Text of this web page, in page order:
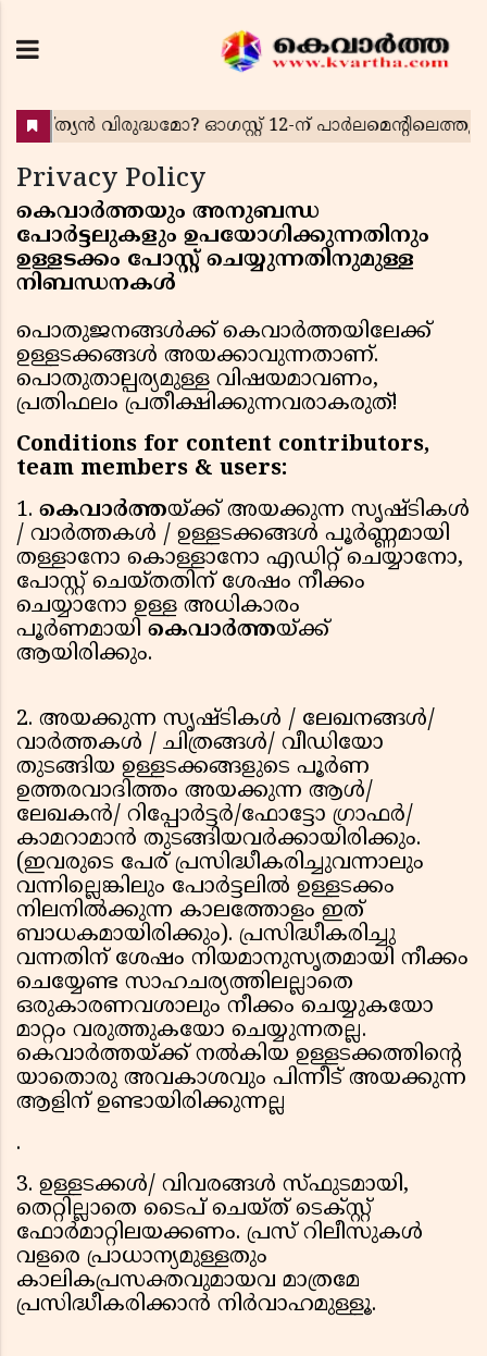
Privacy Policy
കെവാര്‍ത്തയും അനുബന്ധ
പോര്‍ട്ടലുകളും ഉപയോഗിക്കുന്നതിനും
ഉള്ളടക്കം പോസ്റ്റ് ചെയ്യുന്നതിനുമുള്ള
നിബന്ധനകള്‍
പൊതുജനങ്ങൾക്ക് കെവാർത്തയിലേക്ക്
ഉള്ളടക്കങ്ങൾ അയക്കാവുന്നതാണ്.
പൊതുതാല്പര്യമുള്ള വിഷയമാവണം,
പ്രതിഫലം പ്രതീക്ഷിക്കുന്നവരാകരുത്!
Conditions for content contributors,
team members & users:
1. കെവാര്‍ത്തയ്ക്ക് അയക്കുന്ന സൃഷ്ടികള്‍
/ വാര്‍ത്തകള്‍ / ഉള്ളടക്കങ്ങള്‍ പൂര്‍ണ്ണമായി
തള്ളാനോ കൊള്ളാനോ എഡിറ്റ് ചെയ്യാനോ,
പോസ്റ്റ് ചെയ്തതിന് ശേഷം നീക്കം
ചെയ്യാനോ ഉള്ള അധികാരം
പൂര്‍ണമായി കെവാര്‍ത്തയ്ക്ക്
ആയിരിക്കും.
2. അയക്കുന്ന സൃഷ്ടികള്‍ / ലേഖനങ്ങൾ/
വാര്‍ത്തകള്‍ / ചിത്രങ്ങൾ/ വീഡിയോ
തുടങ്ങിയ ഉള്ളടക്കങ്ങളുടെ പൂർണ
ഉത്തരവാദിത്തം അയക്കുന്ന ആൾ/
ലേഖകൻ/ റിപ്പോർട്ടർ/ഫോട്ടോ ഗ്രാഫർ/
കാമറാമാൻ തുടങ്ങിയവർക്കായിരിക്കും.
(ഇവരുടെ പേര് പ്രസിദ്ധീകരിച്ചുവന്നാലും
വന്നില്ലെങ്കിലും പോർട്ടലിൽ ഉള്ളടക്കം
നിലനിൽക്കുന്ന കാലത്തോളം ഇത്
ബാധകമായിരിക്കും). പ്രസിദ്ധീകരിച്ചു
വന്നതിന് ശേഷം നിയമാനുസൃതമായി നീക്കം
ചെയ്യേണ്ട സാഹചര്യത്തിലല്ലാതെ
ഒരുകാരണവശാലും നീക്കം ചെയ്യുകയോ
മാറ്റം വരുത്തുകയോ ചെയ്യുന്നതല്ല.
കെവാർത്തയ്ക്ക് നൽകിയ ഉള്ളടക്കത്തിൻ്റെ
യാതൊരു അവകാശവും പിന്നീട് അയക്കുന്ന
ആളിന് ഉണ്ടായിരിക്കുന്നല്ല
.
3. ഉള്ളടക്കൾ/ വിവരങ്ങൾ സ്ഫുടമായി,
തെറ്റില്ലാതെ ടൈപ് ചെയ്ത് ടെക്സ്റ്റ്‌
ഫോര്‍മാറ്റിലയക്കണം. പ്രസ് റിലീസുകൾ
വളരെ പ്രാധാന്യമുള്ളതും
കാലികപ്രസക്തവുമായവ മാത്രമേ
പ്രസിദ്ധീകരിക്കാൻ നിർവാഹമുള്ളൂ.